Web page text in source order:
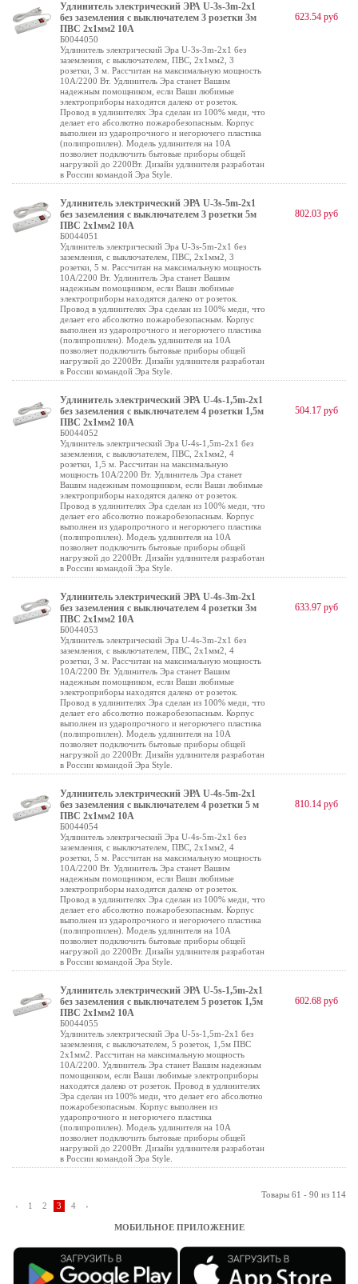
Удлинитель электрический ЭРА U-3s-3m-2x1
без заземления c выключателем 3 розетки 3м
ПВС 2x1мм2 10А
Б0044050
Удлинитель электрический Эра U-3s-3m-2x1 без
заземления, с выключателем, ПВС, 2x1мм2, 3
розетки, 3 м. Рассчитан на максимальную мощность
10А/2200 Вт. Удлинитель Эра станет Вашим
надежным помощником, если Ваши любимые
электроприборы находятся далеко от розеток.
Провод в удлинителях Эра сделан из 100% меди, что
делает его абсолютно пожаробезопасным. Корпус
выполнен из ударопрочного и негорючего пластика
(полипропилен). Модель удлинителя на 10А
позволяет подключить бытовые приборы общей
нагрузкой до 2200Вт. Дизайн удлинителя разработан
в России командой Эра Style.
623.54 руб
Удлинитель электрический ЭРА U-3s-5m-2x1
без заземления c выключателем 3 розетки 5м
ПВС 2x1мм2 10А
Б0044051
Удлинитель электрический Эра U-3s-5m-2x1 без
заземления, с выключателем, ПВС, 2x1мм2, 3
розетки, 5 м. Рассчитан на максимальную мощность
10А/2200 Вт. Удлинитель Эра станет Вашим
надежным помощником, если Ваши любимые
электроприборы находятся далеко от розеток.
Провод в удлинителях Эра сделан из 100% меди, что
делает его абсолютно пожаробезопасным. Корпус
выполнен из ударопрочного и негорючего пластика
(полипропилен). Модель удлинителя на 10А
позволяет подключить бытовые приборы общей
нагрузкой до 2200Вт. Дизайн удлинителя разработан
в России командой Эра Style.
802.03 руб
Удлинитель электрический ЭРА U-4s-1,5m-2x1
без заземления c выключателем 4 розетки 1,5м
ПВС 2x1мм2 10А
Б0044052
Удлинитель электрический Эра U-4s-1,5m-2x1 без
заземления, с выключателем, ПВС, 2x1мм2, 4
розетки, 1,5 м. Рассчитан на максимальную
мощность 10А/2200 Вт. Удлинитель Эра станет
Вашим надежным помощником, если Ваши любимые
электроприборы находятся далеко от розеток.
Провод в удлинителях Эра сделан из 100% меди, что
делает его абсолютно пожаробезопасным. Корпус
выполнен из ударопрочного и негорючего пластика
(полипропилен). Модель удлинителя на 10А
позволяет подключить бытовые приборы общей
нагрузкой до 2200Вт. Дизайн удлинителя разработан
в России командой Эра Style.
504.17 руб
Удлинитель электрический ЭРА U-4s-3m-2x1
без заземления c выключателем 4 розетки 3м
ПВС 2x1мм2 10А
Б0044053
Удлинитель электрический Эра U-4s-3m-2x1 без
заземления, с выключателем, ПВС, 2x1мм2, 4
розетки, 3 м. Рассчитан на максимальную мощность
10А/2200 Вт. Удлинитель Эра станет Вашим
надежным помощником, если Ваши любимые
электроприборы находятся далеко от розеток.
Провод в удлинителях Эра сделан из 100% меди, что
делает его абсолютно пожаробезопасным. Корпус
выполнен из ударопрочного и негорючего пластика
(полипропилен). Модель удлинителя на 10А
позволяет подключить бытовые приборы общей
нагрузкой до 2200Вт. Дизайн удлинителя разработан
в России командой Эра Style.
633.97 руб
Удлинитель электрический ЭРА U-4s-5m-2x1
без заземления c выключателем 4 розетки 5 м
ПВС 2x1мм2 10А
Б0044054
Удлинитель электрический Эра U-4s-5m-2x1 без
заземления, с выключателем, ПВС, 2x1мм2, 4
розетки, 5 м. Рассчитан на максимальную мощность
10А/2200 Вт. Удлинитель Эра станет Вашим
надежным помощником, если Ваши любимые
электроприборы находятся далеко от розеток.
Провод в удлинителях Эра сделан из 100% меди, что
делает его абсолютно пожаробезопасным. Корпус
выполнен из ударопрочного и негорючего пластика
(полипропилен). Модель удлинителя на 10А
позволяет подключить бытовые приборы общей
нагрузкой до 2200Вт. Дизайн удлинителя разработан
в России командой Эра Style.
810.14 руб
Удлинитель электрический ЭРА U-5s-1,5m-2x1
без заземления c выключателем 5 розеток 1,5м
ПВС 2x1мм2 10А
Б0044055
Удлинитель электрический Эра U-5s-1,5m-2x1 без
заземления, c выключателем, 5 розеток, 1,5м ПВС
2x1мм2. Рассчитан на максимальную мощность
10А/2200. Удлинитель Эра станет Вашим надежным
помощником, если Ваши любимые электроприборы
находятся далеко от розеток. Провод в удлинителях
Эра сделан из 100% меди, что делает его абсолютно
пожаробезопасным. Корпус выполнен из
ударопрочного и негорючего пластика
(полипропилен). Модель удлинителя на 10А
позволяет подключить бытовые приборы общей
нагрузкой до 2200Вт. Дизайн удлинителя разработан
в России командой Эра Style.
602.68 руб
Товары 61 - 90 из 114
‹
1 2 3 4 ›
МОБИЛЬНОЕ ПРИЛОЖЕНИЕ